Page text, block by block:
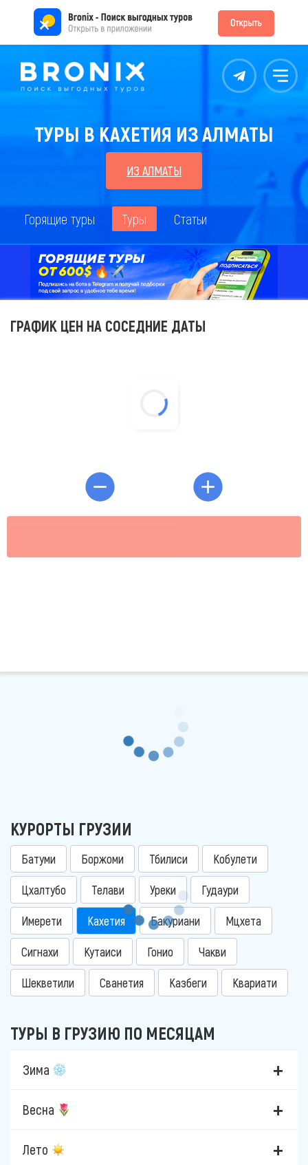
Контакты Меню
ТУРЫ В КАХЕТИЯ ИЗ АЛМАТЫ
ИЗ АЛМАТЫ
Горящие туры Туры Статьи
ГРАФИК ЦЕН НА СОСЕДНИЕ ДАТЫ
КУРОРТЫ ГРУЗИИ
Батуми Боржоми Тбилиси Кобулети
Цхалтубо Телави Уреки Гудаури
Имерети Кахетия Бакуриани Мцхета
Сигнахи Кутаиси Гонио Чакви
Шекветили Сванетия Казбеги Квариати
ТУРЫ В ГРУЗИЮ ПО МЕСЯЦАМ
Зима
Весна
Лето